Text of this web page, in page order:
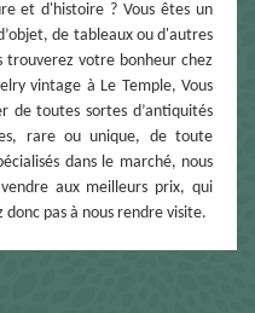
et d'histoire ? Vous êtes un
de tableaux ou d'autres
trouverez votre bonheur chez
vintage à Le Temple, Vous
de toutes sortes d’antiquités
rare ou unique, de toute
dans le marché, nous
aux meilleurs prix, qui
pas à nous rendre visite.